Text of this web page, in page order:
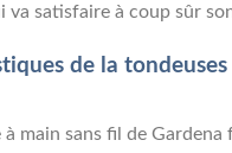
va satisfaire à coup sûr
de la tondeuses
à main sans fil de